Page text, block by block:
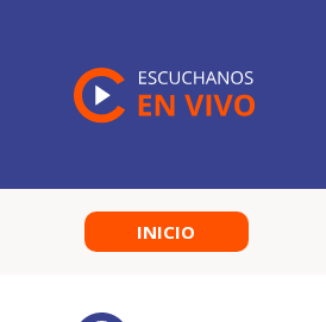
INICIO